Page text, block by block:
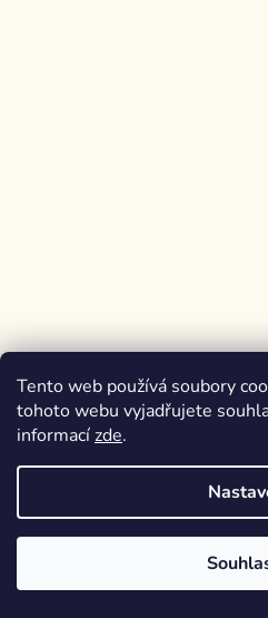
Tento web používá soubory
tohoto webu vyjadřujete
informacízde.
Auta: Samolepková knížka